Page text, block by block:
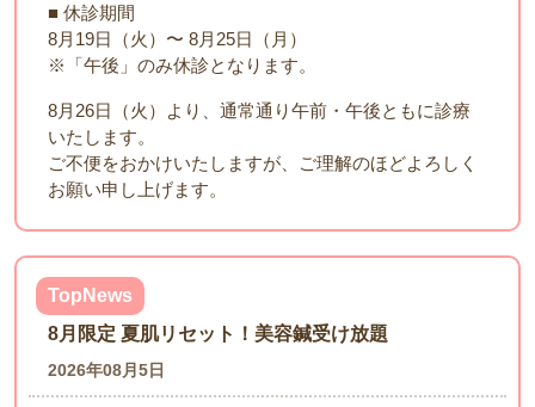
■ 休診期間
8月19日（火）〜 8月25日（月）
※「午後」のみ休診となります。
8月26日（火）より、通常通り午前・午後ともに診療
いたします。
ご不便をおかけいたしますが、ご理解のほどよろしく
お願い申し上げます。
TopNews
8月限定 夏肌リセット！美容鍼受け放題
2026年08月5日